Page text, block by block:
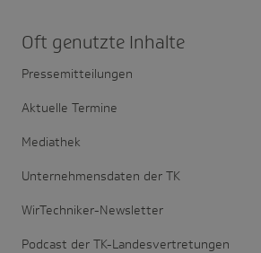
Oft genutzte Inhalte
Pressemitteilungen
Aktuelle Termine
Mediathek
Unternehmensdaten der TK
WirTechniker-Newsletter
Podcast der TK-Landesvertretungen